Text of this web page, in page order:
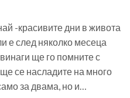
-красивите дни в живота
е след няколко месеца
ще го помните с
се насладите на много
за двама, но и…